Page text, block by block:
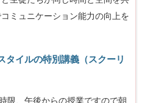
ミュニケーション能力の向上を
タイルの特別講義（スクーリ
限、午後からの授業ですので朝